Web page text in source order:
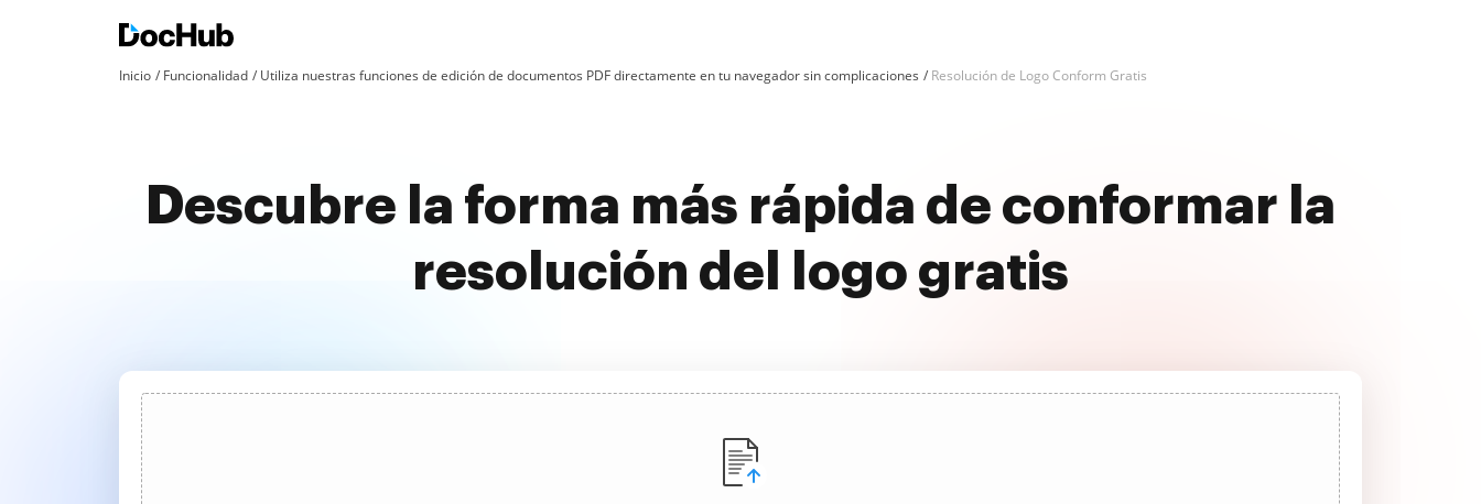
Inicio Funcionalidad Utiliza nuestras funciones de edición de documentos PDF directamente en tu navegador sin complicaciones Resolución de Logo Conform Gratis
Descubre la forma más rápida de conformar la
resolución del logo gratis